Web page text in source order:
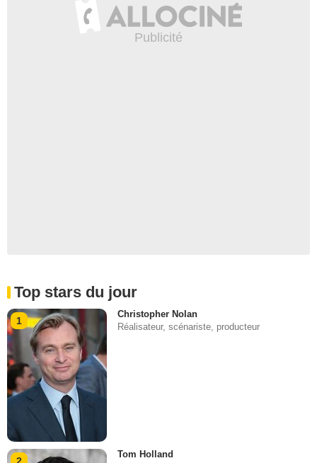
Top stars du jour
1
Christopher Nolan
Réalisateur, scénariste, producteur
Tom Holland